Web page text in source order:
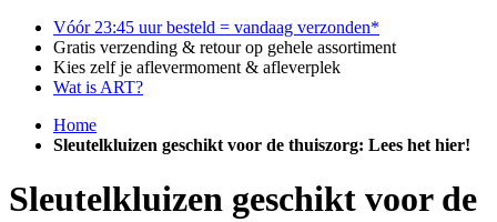
Vóór 23:45 uur besteld = vandaag verzonden*
Gratis verzending & retour op gehele assortiment
Kies zelf je aflevermoment & afleverplek
Wat is ART?
Home
Sleutelkluizen geschikt voor de thuiszorg: Lees het hier!
Sleutelkluizen geschikt voor de